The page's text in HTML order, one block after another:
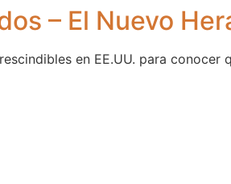
– El Nuevo
en EE.UU. para conocer